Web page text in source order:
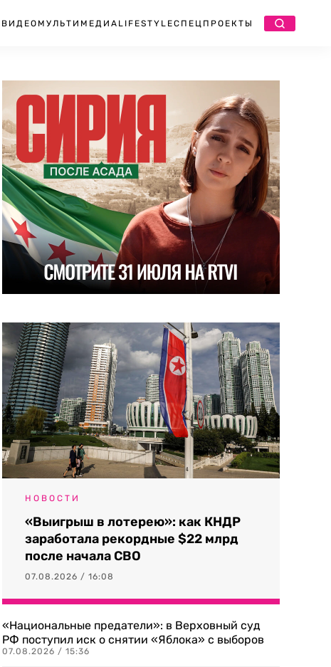
ВИДЕО МУЛЬТИМЕДИА LIFESTYLEСПЕЦПРОЕКТЫ
НОВОСТИ
«Выигрыш в лотерею»: как КНДР
заработала рекордные $22 млрд
после начала СВО
07.08.2026 / 16:08
«Национальные предатели»: в Верховный суд
РФ поступил иск о снятии «Яблока» с выборов
07.08.2026 / 15:36